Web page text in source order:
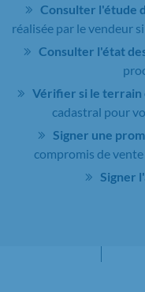
Consulter l'étude
réalisée par le vendeur
Consulter l'état
Vérifier si le terrain
cadastral pour
Signer une
compromis de
Signer